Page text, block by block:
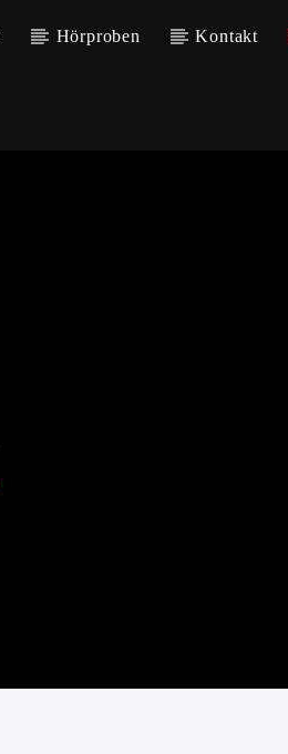
Hörproben Kontakt